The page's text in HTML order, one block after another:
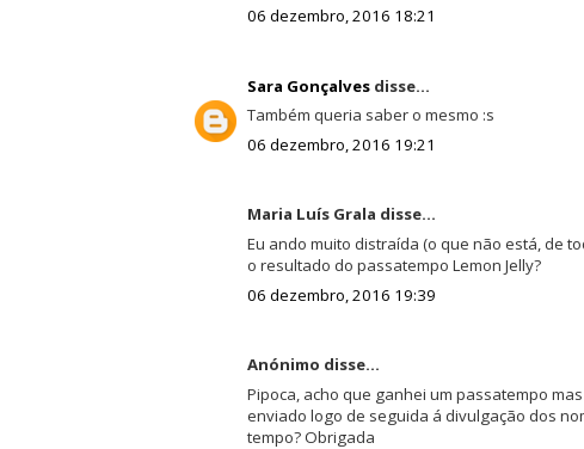
06 dezembro, 2016 18:21
Sara Gonçalvesdisse...
Também queria saber o mesmo :s
06 dezembro, 2016 19:21
Maria Luís Grala disse...
Eu ando muito distraída (o que não está, de
o resultado do passatempo Lemon Jelly?
06 dezembro, 2016 19:39
Anónimo disse...
Pipoca, acho que ganhei um passatempo
enviado logo de seguida á divulgação dos
tempo? Obrigada